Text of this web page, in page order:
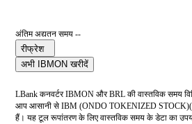
अंतिम अद्यतन समय --
रीफ्रेश
अभी IBMON खरीदें
LBank कनवर्टर IBMON और BRL की वास्तविक समय
आप आसानी से IBM (ONDO TOKENIZED
हैं। यह टूल रूपांतरण के लिए वास्तविक समय के डेटा का